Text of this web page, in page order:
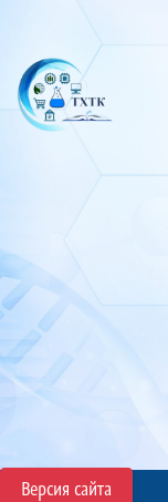
Версия сайта